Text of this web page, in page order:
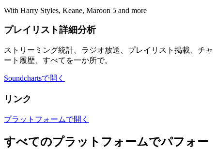
With Harry Styles, Keane, Maroon 5 and more
プレイリスト詳細分析
ストリーミング統計、ラジオ放送、プレイリスト掲載、チャ
ート履歴、すべてを一か所で。
Soundchartsで開く
リンク
プラットフォームで開く
すべてのプラットフォームでパフォー